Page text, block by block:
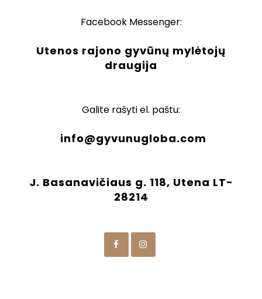
Facebook Messenger:
Utenos rajono gyvūnų mylėtojų
draugija
Galite rašyti el. paštu:
info@gyvunugloba.com
J. Basanavičiaus g. 118, Utena LT-
28214